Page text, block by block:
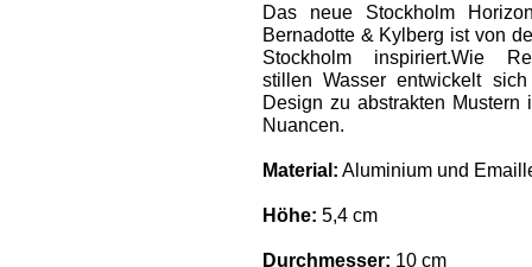
Das neue Stockholm
Bernadotte & Kylberg ist von
Stockholm inspiriert.Wie
stillen Wasser entwickelt
Design zu abstrakten Mustern
Nuancen.
Material: Aluminium und
Höhe: 5,4 cm
Durchmesser: 10 cm